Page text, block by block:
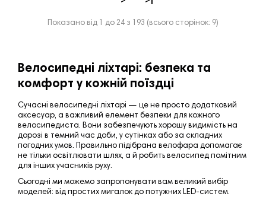
Показано від 1 до 24 з 193 (всього сторінок: 9)
Велосипедні ліхтарі: безпека та
комфорт у кожній поїздці
Сучасні велосипедні ліхтарі — це не просто додатковий
аксесуар, а важливий елемент безпеки для кожного
велосипедиста. Вони забезпечують хорошу видимість на
дорозі в темний час доби, у сутінках або за складних
погодних умов. Правильно підібрана велофара допомагає
не тільки освітлювати шлях, а й робить велосипед помітним
для інших учасників руху.
Сьогодні ми можемо запропонувати вам великий вибір
моделей: від простих мигалок до потужних LED-систем.